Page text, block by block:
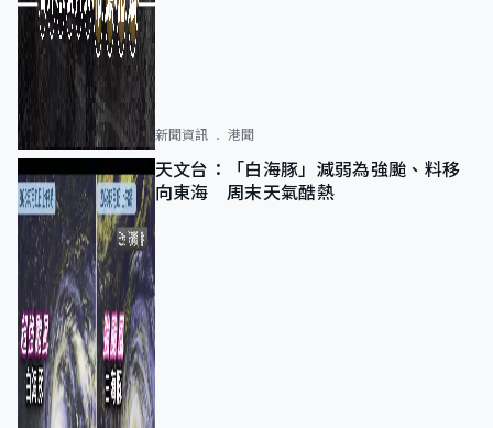
新聞資訊 港聞
天文台：「白海豚」減弱為強颱、料移
向東海 周末天氣酷熱